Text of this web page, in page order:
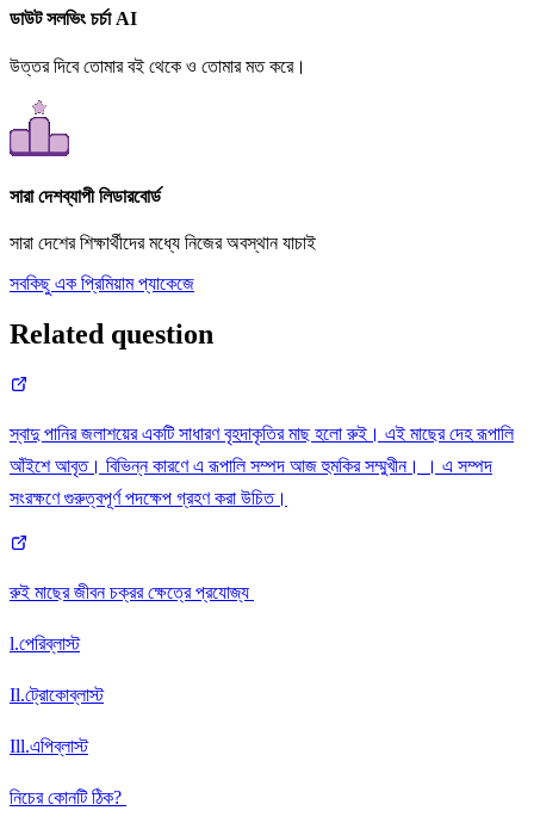
ডাউট সলভিং চর্চা AI
উত্তর দিবে তোমার বই থেকে ও তোমার মত করে।
সারা দেশব্যাপী লিডারবোর্ড
সারা দেশের শিক্ষার্থীদের মধ্যে নিজের অবস্থান যাচাই
সবকিছু এক প্রিমিয়াম প্যাকেজে
Related question
স্বাদু পানির জলাশয়ের একটি সাধারণ বৃহদাকৃতির মাছ হলো রুই। এই মাছের দেহ রূপালি
আঁইশে আবৃত। বিভিন্ন কারণে এ রূপালি সম্পদ আজ হুমকির সম্মুখীন। । এ সম্পদ
সংরক্ষণে গুরুত্বপূর্ণ পদক্ষেপ গ্রহণ করা উচিত।
রুই মাছের জীবন চক্রর ক্ষেত্রে প্রযোজ্য
l.পেরিব্লাস্ট
Il.ট্রোকোব্লাস্ট
Ill.এপিব্লাস্ট
নিচের কোনটি ঠিক?